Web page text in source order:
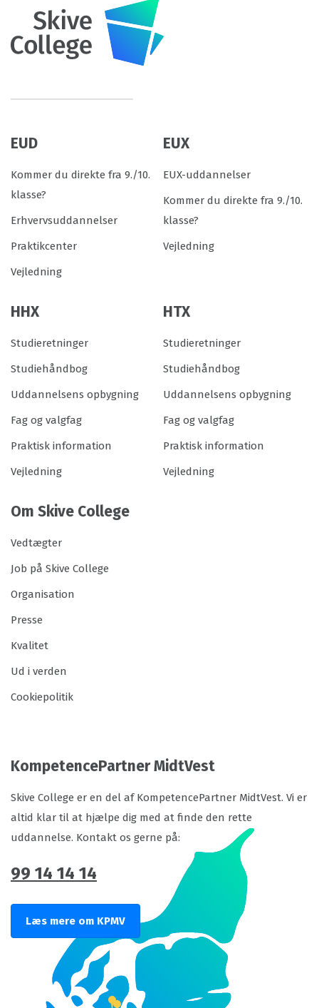
EUD
Kommer du direkte fra 9./10.
klasse?
Erhvervsuddannelser
Praktikcenter
Vejledning
EUX
EUX-uddannelser
Kommer du direkte fra 9./10.
klasse?
Vejledning
HHX
Studieretninger
Studiehåndbog
Uddannelsens opbygning
Fag og valgfag
Praktisk information
Vejledning
HTX
Studieretninger
Studiehåndbog
Uddannelsens opbygning
Fag og valgfag
Praktisk information
Vejledning
Om Skive College
Vedtægter
Job på Skive College
Organisation
Presse
Kvalitet
Ud i verden
Cookiepolitik
KompetencePartner MidtVest
Skive College er en del af KompetencePartner MidtVest. Vi er
altid klar til at hjælpe dig med at finde den rette
uddannelse. Kontakt os gerne på:
99 14 14 14
Læs mere om KPMV